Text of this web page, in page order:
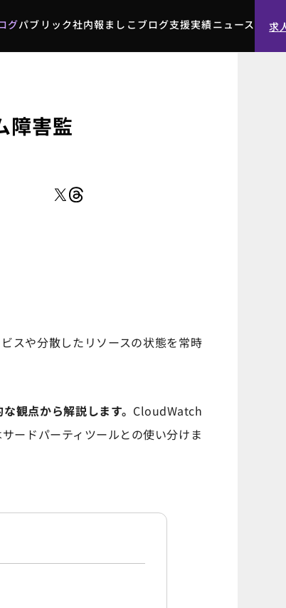
グパブリック社内報 ましこブログ支援実績ニュース
求
障害監
スや分散したリソースの状態を常時
観点から解説します。 CloudWatch
ードパーティツールとの使い分けま